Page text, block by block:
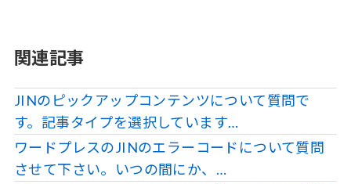
関連記事
JINのピックアップコンテンツについて質問で
す。記事タイプを選択しています…
ワードプレスのJINのエラーコードについて質問
させて下さい。いつの間にか、…